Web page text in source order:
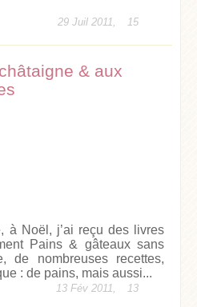
29 Juil 2011, 15
& aux
à Noël, j’ai reçu des livres
Pains & gâteaux sans
de nombreuses recettes,
: de pains, mais aussi...
13 Fév 2011, 13